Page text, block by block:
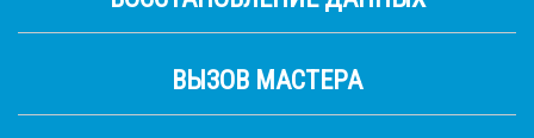
ВЫЗОВ МАСТЕРА